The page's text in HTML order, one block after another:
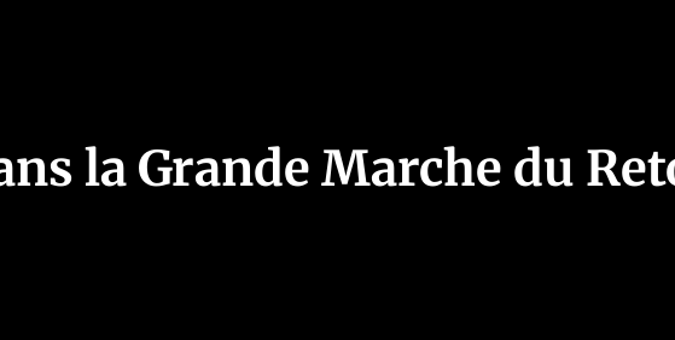
la Grande Marche du